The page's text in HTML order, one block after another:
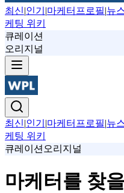
최신|인기 |마케터프로필|뉴
케팅 위키
큐레이션
오리지널
최신|인기 |마케터프로필|뉴
케팅 위키
큐레이션 오리지널
마케터를 찾